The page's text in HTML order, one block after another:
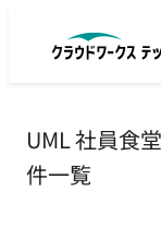
UML 社員食
件一覧